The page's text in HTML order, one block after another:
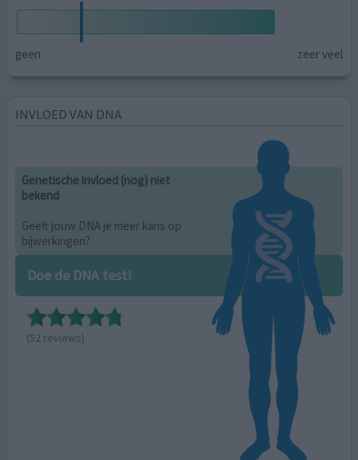
geen zeer veel
INVLOED VAN DNA
Genetische invloed (nog) niet
bekend
Geeft jouw DNA je meer kans op
bijwerkingen?
Doe de DNA test!
(52 reviews)